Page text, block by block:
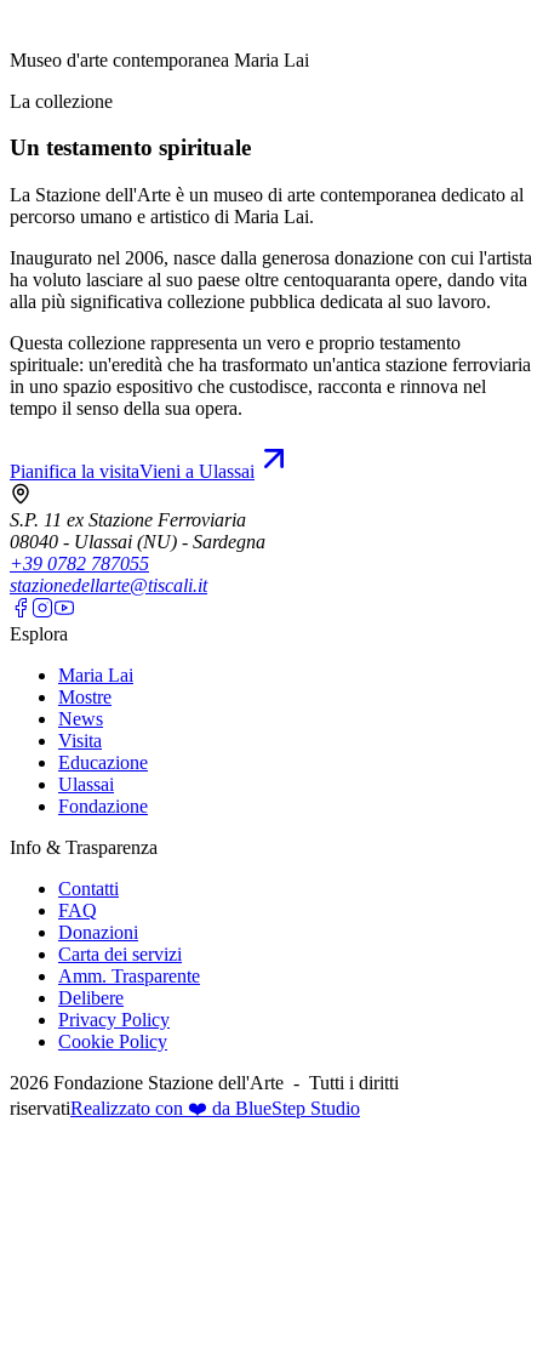
Museo d'arte contemporanea Maria Lai
La collezione
Un testamento spirituale
La Stazione dell'Arte è un museo di arte contemporanea dedicato al
percorso umano e artistico di Maria Lai.
Inaugurato nel 2006, nasce dalla generosa donazione con cui l'artista
ha voluto lasciare al suo paese oltre centoquaranta opere, dando vita
alla più significativa collezione pubblica dedicata al suo lavoro.
Questa collezione rappresenta un vero e proprio testamento
spirituale: un'eredità che ha trasformato un'antica stazione ferroviaria
in uno spazio espositivo che custodisce, racconta e rinnova nel
tempo il senso della sua opera.
Pianifica la visitaVieni a Ulassai
S.P. 11 ex Stazione Ferroviaria
08040 - Ulassai (NU) - Sardegna
+39 0782 787055
stazionedellarte@tiscali.it
Esplora
Maria Lai
Mostre
News
Visita
Educazione
Ulassai
Fondazione
Info & Trasparenza
Contatti
FAQ
Donazioni
Carta dei servizi
Amm. Trasparente
Delibere
Privacy Policy
Cookie Policy
2026 Fondazione Stazione dell'Arte - Tutti i diritti
riservatiRealizzato con ❤️ da BlueStep Studio